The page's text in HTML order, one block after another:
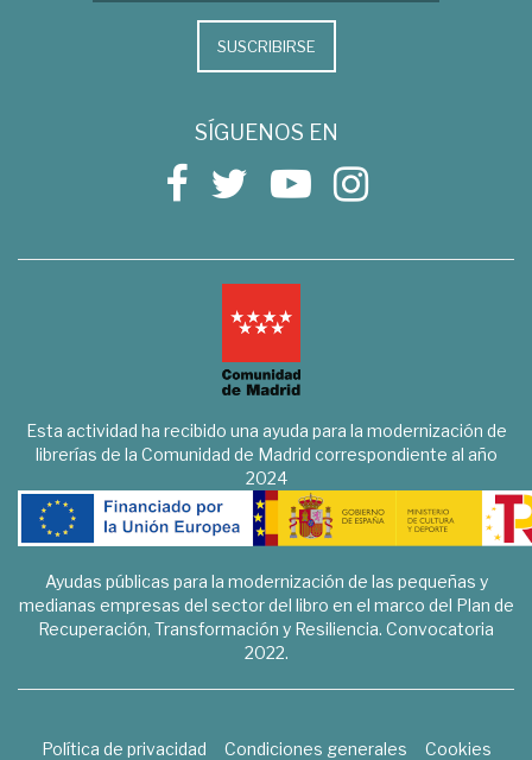
SUSCRIBIRSE
SÍGUENOS EN
Esta actividad ha recibido una ayuda para la modernización de
librerías de la Comunidad de Madrid correspondiente al año
2024
Ayudas públicas para la modernización de las pequeñas y
medianas empresas del sector del libro en el marco del Plan de
Recuperación, Transformación y Resiliencia. Convocatoria
2022.
Política de privacidad Condiciones generales
Cookies